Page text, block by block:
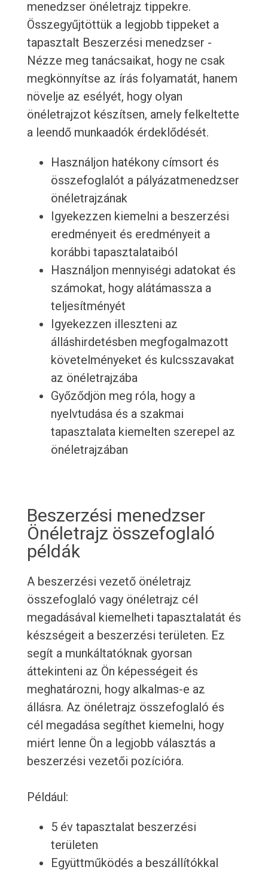
menedzser önéletrajz tippekre.
Összegyűjtöttük a legjobb tippeket a
tapasztalt Beszerzési menedzser -
Nézze meg tanácsaikat, hogy ne csak
megkönnyítse az írás folyamatát, hanem
növelje az esélyét, hogy olyan
önéletrajzot készítsen, amely felkeltette
a leendő munkaadók érdeklődését.
Használjon hatékony címsort és
összefoglalót a pályázatmenedzser
önéletrajzának
Igyekezzen kiemelni a beszerzési
eredményeit és eredményeit a
korábbi tapasztalataiból
Használjon mennyiségi adatokat és
számokat, hogy alátámassza a
teljesítményét
Igyekezzen illeszteni az
álláshirdetésben megfogalmazott
követelményeket és kulcsszavakat
az önéletrajzába
Győződjön meg róla, hogy a
nyelvtudása és a szakmai
tapasztalata kiemelten szerepel az
önéletrajzában
Beszerzési menedzser
Önéletrajz összefoglaló
példák
A beszerzési vezető önéletrajz
összefoglaló vagy önéletrajz cél
megadásával kiemelheti tapasztalatát és
készségeit a beszerzési területen. Ez
segít a munkáltatóknak gyorsan
áttekinteni az Ön képességeit és
meghatározni, hogy alkalmas-e az
állásra. Az önéletrajz összefoglaló és
cél megadása segíthet kiemelni, hogy
miért lenne Ön a legjobb választás a
beszerzési vezetői pozícióra.
Például:
5 év tapasztalat beszerzési
területen
Együttműködés a beszállítókkal